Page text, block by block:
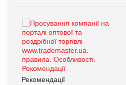
Рекомендації